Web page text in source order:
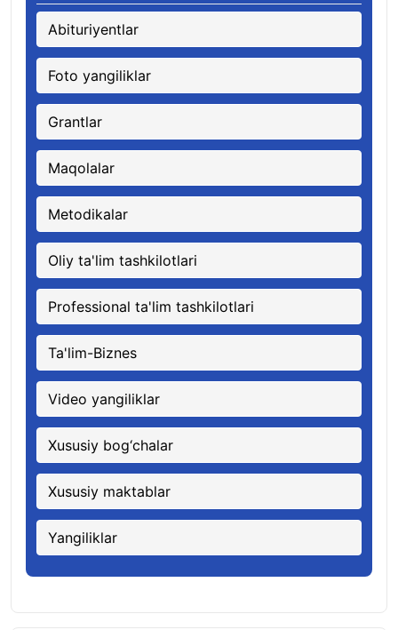
Abituriyentlar
Foto yangiliklar
Grantlar
Maqolalar
Metodikalar
Oliy ta'lim tashkilotlari
Professional ta'lim tashkilotlari
Ta'lim-Biznes
Video yangiliklar
Xususiy bog‘chalar
Xususiy maktablar
Yangiliklar